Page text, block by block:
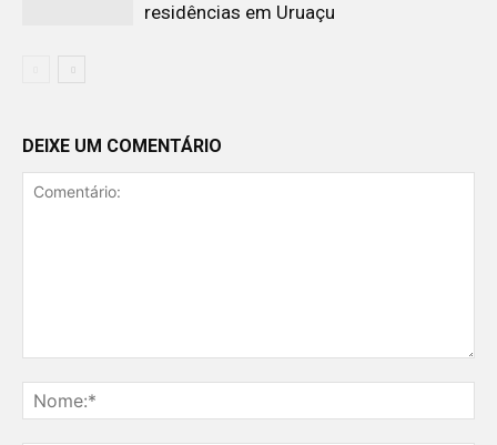
residências em Uruaçu
DEIXE UM COMENTÁRIO